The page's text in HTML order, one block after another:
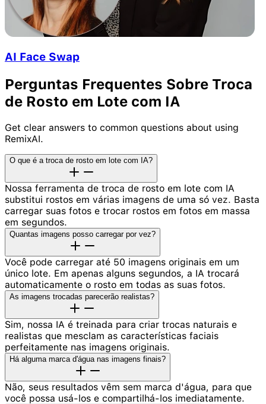
AI Face Swap
Perguntas Frequentes Sobre Troca
de Rosto em Lote com IA
Get clear answers to common questions about using
RemixAI.
O que é a troca de rosto em lote com IA?
Nossa ferramenta de troca de rosto em lote com IA
substitui rostos em várias imagens de uma só vez. Basta
carregar suas fotos e trocar rostos em fotos em massa
em segundos.
Quantas imagens posso carregar por vez?
Você pode carregar até 50 imagens originais em um
único lote. Em apenas alguns segundos, a IA trocará
automaticamente o rosto em todas as suas fotos.
As imagens trocadas parecerão realistas?
Sim, nossa IA é treinada para criar trocas naturais e
realistas que mesclam as características faciais
perfeitamente nas imagens originais.
Há alguma marca d'água nas imagens finais?
Não, seus resultados vêm sem marca d'água, para que
você possa usá-los e compartilhá-los imediatamente.